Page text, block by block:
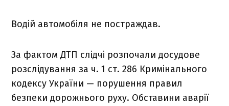
Водій автомобіля не постраждав.
За фактом ДТП слідчі розпочали досудове
розслідування за ч. 1 ст. 286 Кримінального
кодексу України — порушення правил
безпеки дорожнього руху. Обставини аварії